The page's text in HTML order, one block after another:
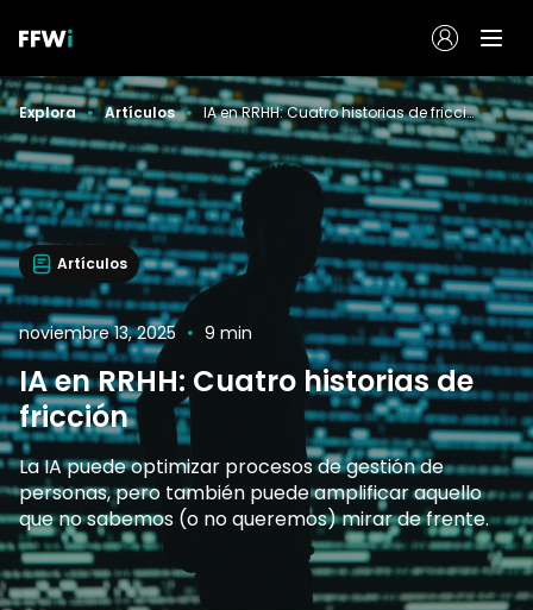
Explora Artículos IA en RRHH: Cuatro historias de fricción
Artículos
noviembre 13, 2025 9 min
IA en RRHH: Cuatro historias de
fricción
La IA puede optimizar procesos de gestión de
personas, pero también puede amplificar aquello
que no sabemos (o no queremos) mirar de frente.